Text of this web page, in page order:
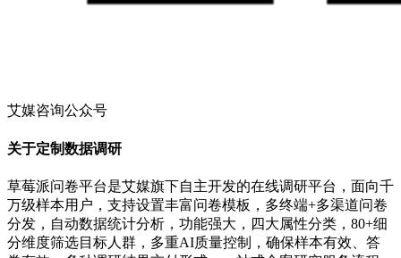
艾媒咨询公众号
关于定制数据调研
草莓派问卷平台是艾媒旗下自主开发的在线调研平台，面向千
万级样本用户，支持设置丰富问卷模板，多终端+多渠道问卷
分发，自动数据统计分析，功能强大，四大属性分类，80+细
分维度筛选目标人群，多重AI质量控制，确保样本有效、答